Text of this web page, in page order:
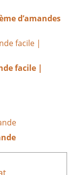
d’amandes
facile |